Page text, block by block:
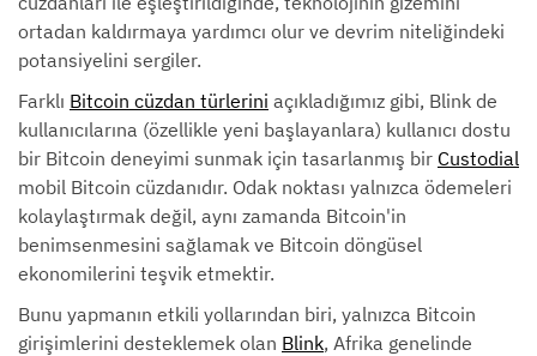
ortadan kaldırmaya yardımcı olur ve devrim niteliğindeki
potansiyelini sergiler.
Farklı Bitcoin cüzdan türlerini açıkladığımız gibi, Blink de
kullanıcılarına (özellikle yeni başlayanlara) kullanıcı dostu
bir Bitcoin deneyimi sunmak için tasarlanmış bir Custodial
mobil Bitcoin cüzdanıdır. Odak noktası yalnızca ödemeleri
kolaylaştırmak değil, aynı zamanda Bitcoin'in
benimsenmesini sağlamak ve Bitcoin döngüsel
ekonomilerini teşvik etmektir.
Bunu yapmanın etkili yollarından biri, yalnızca Bitcoin
girişimlerini desteklemek olan Blink, Afrika genelinde